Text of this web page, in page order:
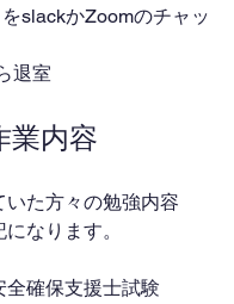
slackかZoomのチャッ
退室
業内容
た方々の勉強内容
になります。
全確保支援士試験